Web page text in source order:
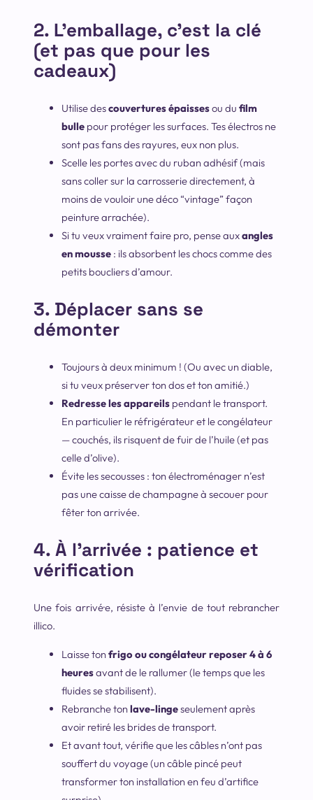
2. L’emballage, c’est la clé
(et pas que pour les
cadeaux)
Utilise descouvertures épaissesou du film
bulle pour protéger les surfaces. Tes électros ne
sont pas fans des rayures, eux non plus.
Scelle les portes avec du ruban adhésif (mais
sans coller sur la carrosserie directement, à
moins de vouloir une déco “vintage” façon
peinture arrachée).
Si tu veux vraiment faire pro, pense auxangles
en mousse : ils absorbent les chocs comme des
petits boucliers d’amour.
3. Déplacer sans se
démonter
Toujours à deux minimum ! (Ou avec un diable,
si tu veux préserver ton dos et ton amitié.)
Redresse les appareils pendant le transport.
En particulier le réfrigérateur et le congélateur
— couchés, ils risquent de fuir de l’huile (et pas
celle d’olive).
Évite les secousses : ton électroménager n’est
pas une caisse de champagne à secouer pour
fêter ton arrivée.
4. À l’arrivée : patience et
vérification
Une fois arrivé·e, résiste à l’envie de tout rebrancher
illico.
Laisse tonfrigo ou congélateur reposer 4 à 6
heuresavant de le rallumer (le temps que les
fluides se stabilisent).
Rebranche tonlave-lingeseulement après
avoir retiré les brides de transport.
Et avant tout, vérifie que les câbles n’ont pas
souffert du voyage (un câble pincé peut
transformer ton installation en feu d’artifice